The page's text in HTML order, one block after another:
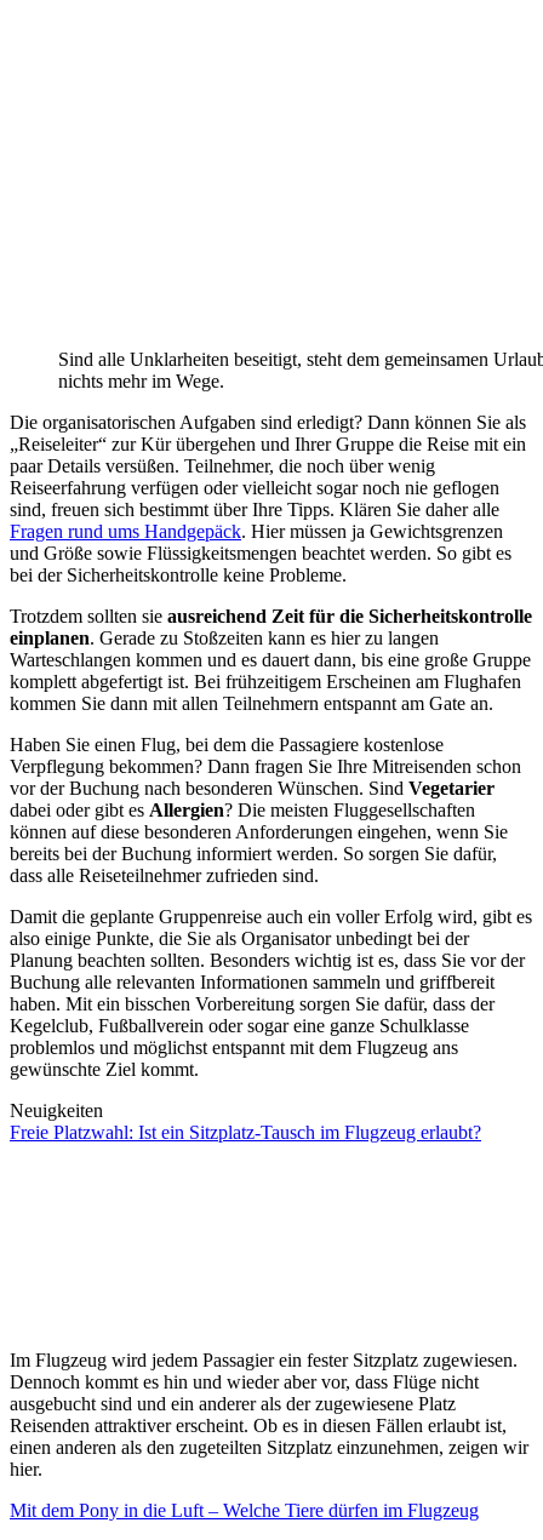
Sind alle Unklarheiten beseitigt, steht dem gemeinsamen
nichts mehr im Wege.
Die organisatorischen Aufgaben sind erledigt? Dann können Sie als
„Reiseleiter“ zur Kür übergehen und Ihrer Gruppe die Reise mit ein
paar Details versüßen. Teilnehmer, die noch über wenig
Reiseerfahrung verfügen oder vielleicht sogar noch nie geflogen
sind, freuen sich bestimmt über Ihre Tipps. Klären Sie daher alle
Fragen rund ums Handgepäck. Hier müssen ja Gewichtsgrenzen
und Größe sowie Flüssigkeitsmengen beachtet werden. So gibt es
bei der Sicherheitskontrolle keine Probleme.
Trotzdem sollten sie ausreichend Zeit für die Sicherheitskontrolle
einplanen. Gerade zu Stoßzeiten kann es hier zu langen
Warteschlangen kommen und es dauert dann, bis eine große Gruppe
komplett abgefertigt ist. Bei frühzeitigem Erscheinen am Flughafen
kommen Sie dann mit allen Teilnehmern entspannt am Gate an.
Haben Sie einen Flug, bei dem die Passagiere kostenlose
Verpflegung bekommen? Dann fragen Sie Ihre Mitreisenden schon
vor der Buchung nach besonderen Wünschen. Sind Vegetarier
dabei oder gibt es Allergien? Die meisten Fluggesellschaften
können auf diese besonderen Anforderungen eingehen, wenn Sie
bereits bei der Buchung informiert werden. So sorgen Sie dafür,
dass alle Reiseteilnehmer zufrieden sind.
Damit die geplante Gruppenreise auch ein voller Erfolg wird, gibt es
also einige Punkte, die Sie als Organisator unbedingt bei der
Planung beachten sollten. Besonders wichtig ist es, dass Sie vor der
Buchung alle relevanten Informationen sammeln und griffbereit
haben. Mit ein bisschen Vorbereitung sorgen Sie dafür, dass der
Kegelclub, Fußballverein oder sogar eine ganze Schulklasse
problemlos und möglichst entspannt mit dem Flugzeug ans
gewünschte Ziel kommt.
Neuigkeiten
Freie Platzwahl: Ist ein Sitzplatz-Tausch im Flugzeug erlaubt?
Im Flugzeug wird jedem Passagier ein fester Sitzplatz zugewiesen.
Dennoch kommt es hin und wieder aber vor, dass Flüge nicht
ausgebucht sind und ein anderer als der zugewiesene Platz
Reisenden attraktiver erscheint. Ob es in diesen Fällen erlaubt ist,
einen anderen als den zugeteilten Sitzplatz einzunehmen, zeigen wir
hier.
Mit dem Pony in die Luft ­– Welche Tiere dürfen im Flugzeug